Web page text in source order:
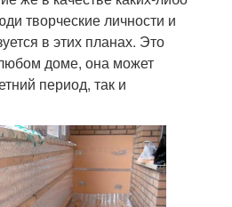
творческие личности и
в этих планах. Это
доме, она может
период, так и